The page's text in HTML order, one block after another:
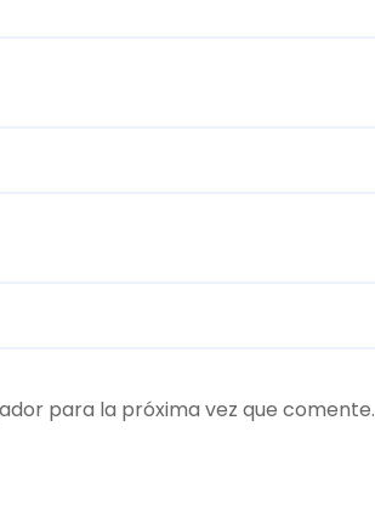
para la próxima vez que comente.